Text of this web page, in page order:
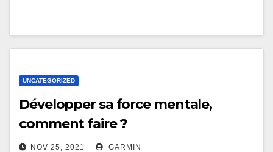
UNCATEGORIZED
Développer sa force mentale,
comment faire ?
NOV 25, 2021 GARMIN